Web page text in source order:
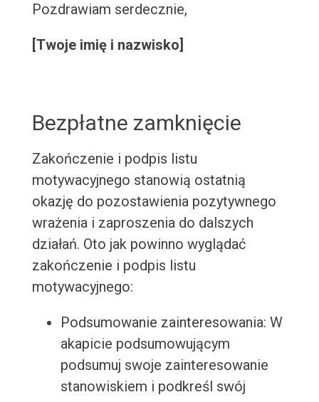
Pozdrawiam serdecznie,
[Twoje imię i nazwisko]
Bezpłatne zamknięcie
Zakończenie i podpis listu
motywacyjnego stanowią ostatnią
okazję do pozostawienia pozytywnego
wrażenia i zaproszenia do dalszych
działań. Oto jak powinno wyglądać
zakończenie i podpis listu
motywacyjnego:
Podsumowanie zainteresowania: W
akapicie podsumowującym
podsumuj swoje zainteresowanie
stanowiskiem i podkreśl swój